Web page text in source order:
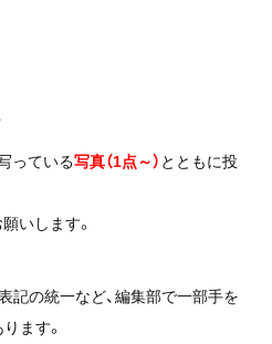
っている写真（1点～） とともに投
いします。
記の統一など、編集部で一部手を
ます。